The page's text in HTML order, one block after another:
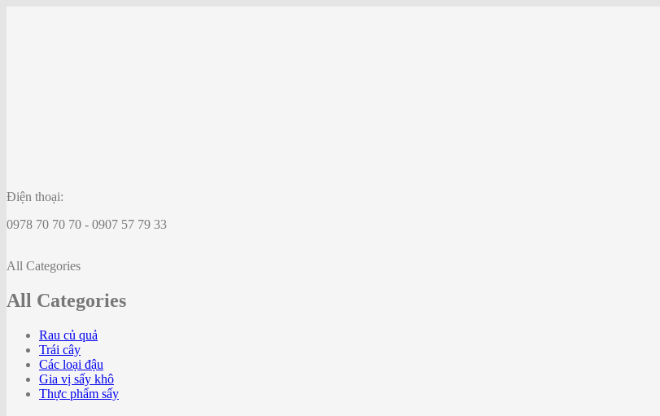
Điện thoại:
0978 70 70 70 - 0907 57 79 33
All Categories
All Categories
Rau củ quả
Trái cây
Các loại đậu
Gia vị sấy khô
Thực phẩm sấy